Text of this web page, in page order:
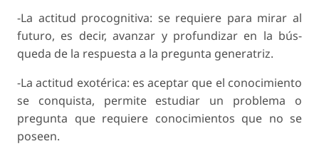
-La actitud procognitiva: se requiere para mirar al
futuro, es decir, avanzar y profundizar en la bús­
queda de la respuesta a la pregunta generatriz.
-La actitud exotérica: es aceptar que el conoci­miento
se conquista, permite estudiar un pro­blema o
pregunta que requiere conocimientos que no se
poseen.